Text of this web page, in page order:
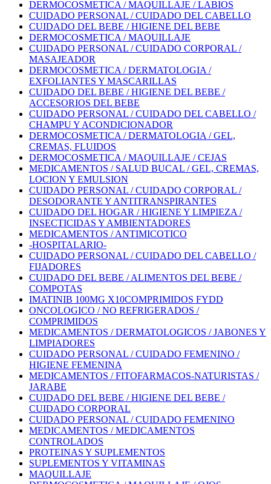
DERMOCOSMETICA / MAQUILLAJE / LABIOS
CUIDADO PERSONAL / CUIDADO DEL CABELLO
CUIDADO DEL BEBE / HIGIENE DEL BEBE
DERMOCOSMETICA / MAQUILLAJE
CUIDADO PERSONAL / CUIDADO CORPORAL /
MASAJEADOR
DERMOCOSMETICA / DERMATOLOGIA /
EXFOLIANTES Y MASCARILLAS
CUIDADO DEL BEBE / HIGIENE DEL BEBE /
ACCESORIOS DEL BEBE
CUIDADO PERSONAL / CUIDADO DEL CABELLO /
CHAMPU Y ACONDICIONADOR
DERMOCOSMETICA / DERMATOLOGIA / GEL,
CREMAS, FLUIDOS
DERMOCOSMETICA / MAQUILLAJE / CEJAS
MEDICAMENTOS / SALUD BUCAL / GEL, CREMAS,
LOCION Y EMULSION
CUIDADO PERSONAL / CUIDADO CORPORAL /
DESODORANTE Y ANTITRANSPIRANTES
CUIDADO DEL HOGAR / HIGIENE Y LIMPIEZA /
INSECTICIDAS Y AMBIENTADORES
MEDICAMENTOS / ANTIMICOTICO
-HOSPITALARIO-
CUIDADO PERSONAL / CUIDADO DEL CABELLO /
FIJADORES
CUIDADO DEL BEBE / ALIMENTOS DEL BEBE /
COMPOTAS
IMATINIB 100MG X10COMPRIMIDOS FYDD
ONCOLOGICO / NO REFRIGERADOS /
COMPRIMIDOS
MEDICAMENTOS / DERMATOLOGICOS / JABONES Y
LIMPIADORES
CUIDADO PERSONAL / CUIDADO FEMENINO /
HIGIENE FEMENINA
MEDICAMENTOS / FITOFARMACOS-NATURISTAS /
JARABE
CUIDADO DEL BEBE / HIGIENE DEL BEBE /
CUIDADO CORPORAL
CUIDADO PERSONAL / CUIDADO FEMENINO
MEDICAMENTOS / MEDICAMENTOS
CONTROLADOS
PROTEINAS Y SUPLEMENTOS
SUPLEMENTOS Y VITAMINAS
MAQUILLAJE